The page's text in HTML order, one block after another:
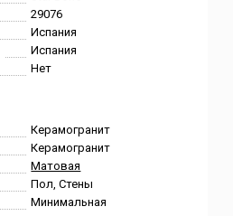
29076
Испания
Испания
Нет
Керамогранит
Керамогранит
Матовая
Пол, Стены
Минимальная